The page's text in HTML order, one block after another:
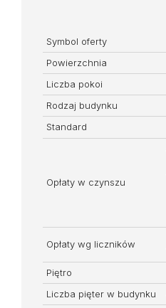
Symbol oferty
Powierzchnia
Liczba pokoi
Rodzaj budynku
Standard
Opłaty w czynszu
Opłaty wg liczników
Piętro
Liczba pięter w budynku